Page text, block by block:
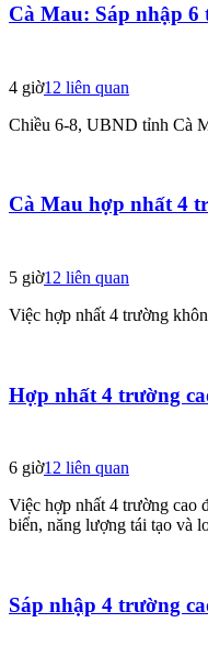
Cà Mau: Sáp nhập 6
4 giờ12 liên quan
Chiều 6-8, UBND tỉnh Cà
Cà Mau hợp nhất 4
5 giờ12 liên quan
Việc hợp nhất 4 trường
Hợp nhất 4 trường
6 giờ12 liên quan
Việc hợp nhất 4 trường cao
biển, năng lượng tái tạo và
Sáp nhập 4 trường